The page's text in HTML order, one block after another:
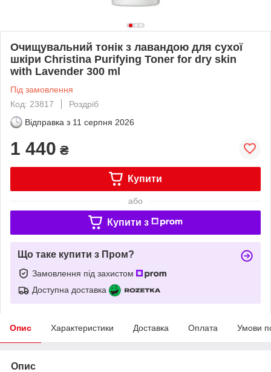
Очищувальний тонік з лавандою для сухої
шкіри Christina Purifying Toner for dry skin
with Lavender 300 ml
Під замовлення
Код: 23817
Роздріб
Відправка з 11 серпня 2026
1 440 ₴
Купити
або
Купити з
Що таке купити з Пром?
Замовлення під захистом
Доступна доставка
Опис Характеристики Доставка Оплата Умови
Опис